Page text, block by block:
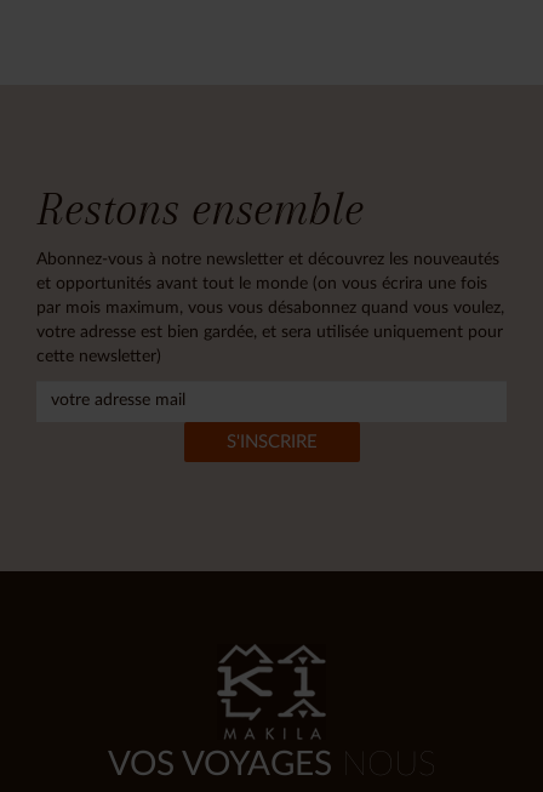
Restons ensemble
Abonnez-vous à notre newsletter et découvrez les nouveautés
et opportunités avant tout le monde (on vous écrira une fois
par mois maximum, vous vous désabonnez quand vous voulez,
votre adresse est bien gardée, et sera utilisée uniquement pour
cette newsletter)
VOS VOYAGES NOUS